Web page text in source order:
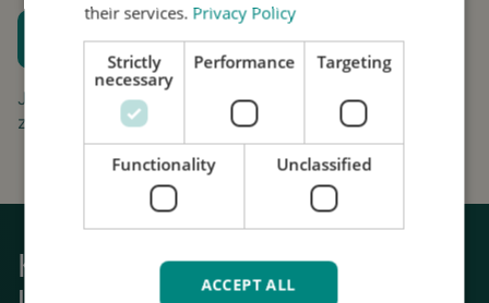
Plan een proefpassing
Houd me op de hoogte
Jouw aanvraag is gratis en vrijblijvend. Wij gaan
zorgvuldig om met uw gegevens.
Krijg weer grip op het dagelijks
their services. Privacy Policy
Strictly
necessary
Performance Targeting
Functionality Unclassified
ACCEPT ALL